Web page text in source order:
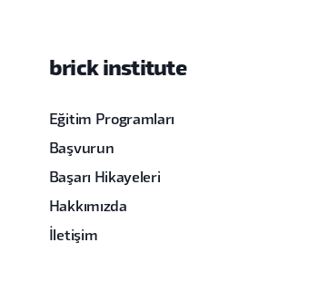
brick institute
Eğitim Programları
Başvurun
Başarı Hikayeleri
Hakkımızda
İletişim